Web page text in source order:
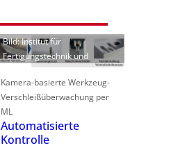
Bild: Institut für
Fertigungstechnik und
Kamera-basierte Werkzeug-
Verschleißüberwachung per
ML
Automatisierte
Kontrolle